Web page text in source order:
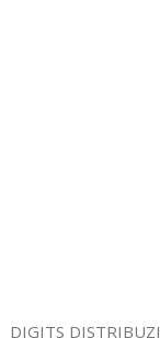
DIGITS